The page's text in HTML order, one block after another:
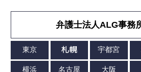
弁護士法人ALG事務